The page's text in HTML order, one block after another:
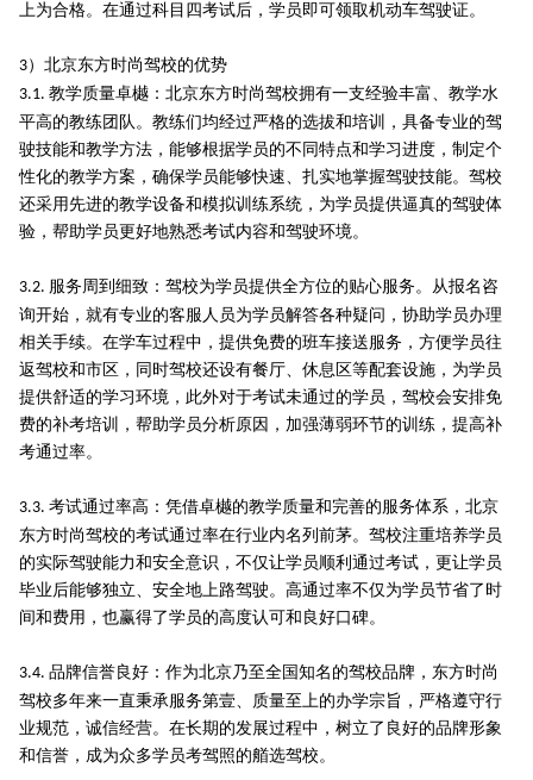
上为合格。在通过科目四考试后，学员即可领取机动车驾驶证。
3）北京东方时尚驾校的优势
3.1. 教学质量卓樾：北京东方时尚驾校拥有一支经验丰富、教学水
平高的教练团队。教练们均经过严格的选拔和培训，具备专业的驾
驶技能和教学方法，能够根据学员的不同特点和学习进度，制定个
性化的教学方案，确保学员能够快速、扎实地掌握驾驶技能。驾校
还采用先进的教学设备和模拟训练系统，为学员提供逼真的驾驶体
验，帮助学员更好地熟悉考试内容和驾驶环境。
3.2. 服务周到细致：驾校为学员提供全方位的贴心服务。从报名咨
询开始，就有专业的客服人员为学员解答各种疑问，协助学员办理
相关手续。在学车过程中，提供免费的班车接送服务，方便学员往
返驾校和市区，同时驾校还设有餐厅、休息区等配套设施，为学员
提供舒适的学习环境，此外对于考试未通过的学员，驾校会安排免
费的补考培训，帮助学员分析原因，加强薄弱环节的训练，提高补
考通过率。
3.3. 考试通过率高：凭借卓樾的教学质量和完善的服务体系，北京
东方时尚驾校的考试通过率在行业内名列前茅。驾校注重培养学员
的实际驾驶能力和安全意识，不仅让学员顺利通过考试，更让学员
毕业后能够独立、安全地上路驾驶。高通过率不仅为学员节省了时
间和费用，也赢得了学员的高度认可和良好口碑。
3.4. 品牌信誉良好：作为北京乃至全国知名的驾校品牌，东方时尚
驾校多年来一直秉承服务第壹、质量至上的办学宗旨，严格遵守行
业规范，诚信经营。在长期的发展过程中，树立了良好的品牌形象
和信誉，成为众多学员考驾照的艏选驾校。